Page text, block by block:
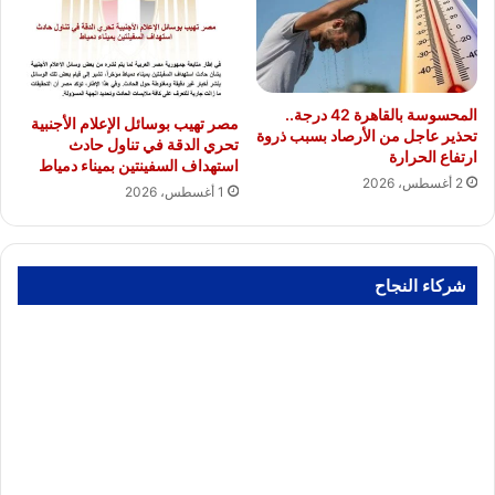
المحسوسة بالقاهرة 42 درجة..
تحذير عاجل من الأرصاد بسبب ذروة
ارتفاع الحرارة
2 أغسطس، 2026
مصر تهيب بوسائل الإعلام الأجنبية
تحري الدقة في تناول حادث
استهداف السفينتين بميناء دمياط
1 أغسطس، 2026
شركاء النجاح